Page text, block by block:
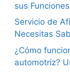
sus
Servicio de
Necesitas
¿Cómo
automotriz?